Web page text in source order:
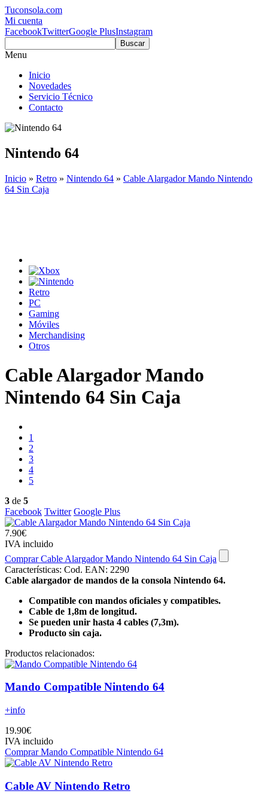
Tuconsola.com
Mi cuenta
FacebookTwitterGoogle PlusInstagram
Buscar
Menu
Inicio
Novedades
Servicio Técnico
Contacto
Nintendo 64
Inicio » Retro » Nintendo 64 » Cable Alargador Mando Nintendo
64 Sin Caja
Retro
PC
Gaming
Móviles
Merchandising
Otros
Cable Alargador Mando
Nintendo 64 Sin Caja
1
2
3
4
5
3 de 5
Facebook Twitter Google Plus
7.90€
IVA incluido
Comprar Cable Alargador Mando Nintendo 64 Sin Caja
Características: Cod. EAN: 2290
Cable alargador de mandos de la consola Nintendo 64.
Compatible con mandos oficiales y compatibles.
Cable de 1,8m de longitud.
Se pueden unir hasta 4 cables (7,3m).
Producto sin caja.
Productos relacionados:
Mando Compatible Nintendo 64
+info
19.90€
IVA incluido
Comprar Mando Compatible Nintendo 64
Cable AV Nintendo Retro